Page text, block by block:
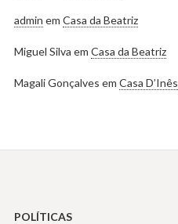
admin em Casa da Beatriz
Miguel Silva em Casa da Beatriz
Magali Gonçalves em Casa D’Inês
POLÍTICAS